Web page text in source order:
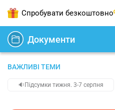
Спробувати безкоштовно
Документи
ВАЖЛИВІ ТЕМИ
🔉Підсумки тижня. 3-7 серпня